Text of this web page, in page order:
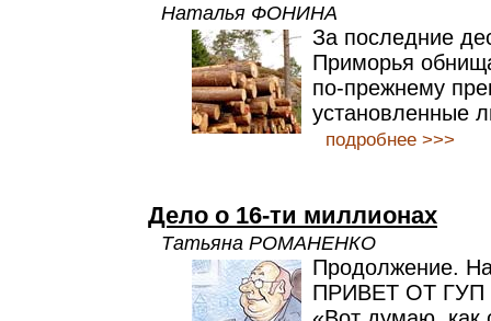
Наталья ФОНИНА
За последние
Приморья
по-прежнему
установленные
подробнее >>>
Дело о 16-ти миллионах
Татьяна РОМАНЕНКО
Продолжение.
ПРИВЕТ ОТ ГУП